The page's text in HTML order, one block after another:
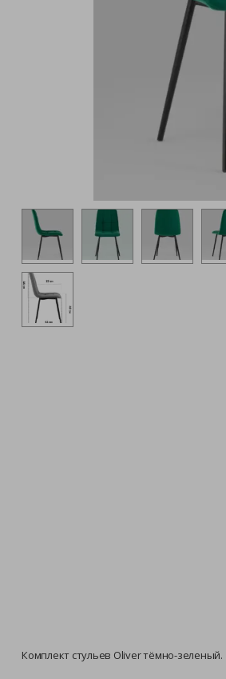
Комплект стульев Oliver тёмно-зеленый.